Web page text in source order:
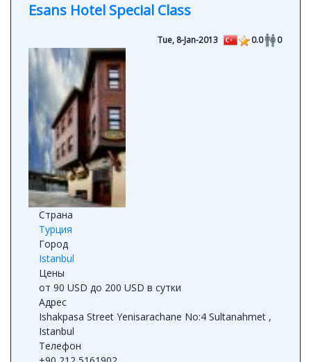
Esans Hotel Special Class
Tue, 8-Jan-2013 0.0 0
Страна
Турция
Город
Istanbul
Цены
от 90 USD до 200 USD в сутки
Адрес
Ishakpasa Street Yenisarachane No:4 Sultanahmet ,
Istanbul
Телефон